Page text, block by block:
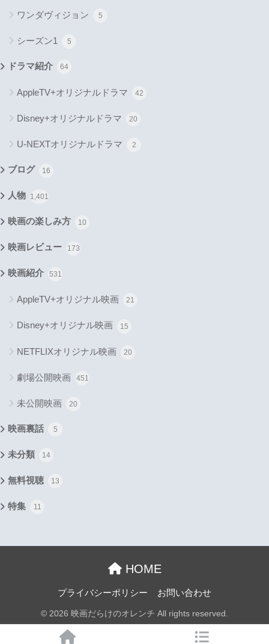
ワンダヴィジョン 5
シーズン1 5
ドラマ紹介 64
AppleTV+オリジナルドラマ 42
Disney+オリジナルドラマ 20
U-NEXTオリジナルドラマ 2
ブログ 16
人物 1,401
映画の楽しみ方 10
映画レビュー 173
映画紹介 531
AppleTV+オリジナル映画 21
Disney+オリジナル映画 15
NETFLIXオリジナル映画 20
劇場公開映画 451
未公開映画 20
映画裏話 5
未分類 14
無料視聴 13
特集 11
HOME
プライバシーポリシー お問い合わせ
© 2026 映画だらけのオレンチ All rights reserved.